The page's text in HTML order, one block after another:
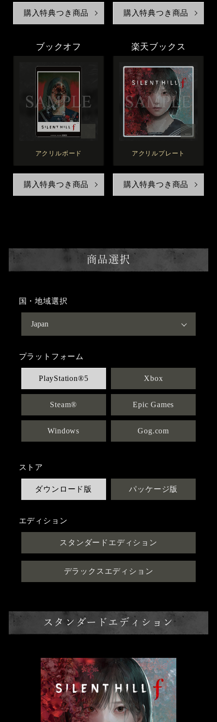
購入特典つき商品 購入特典つき商品
ブックオフ
アクリルボード
購入特典つき商品
楽天ブックス
アクリルプレート
購入特典つき商品
商品選択
国・地域選択
プラットフォーム
PlayStation®5 Xbox
Steam® Epic Games
Windows Gog.com
ストア
ダウンロード版 パッケージ版
エディション
スタンダードエディション
デラックスエディション
スタンダードエディション